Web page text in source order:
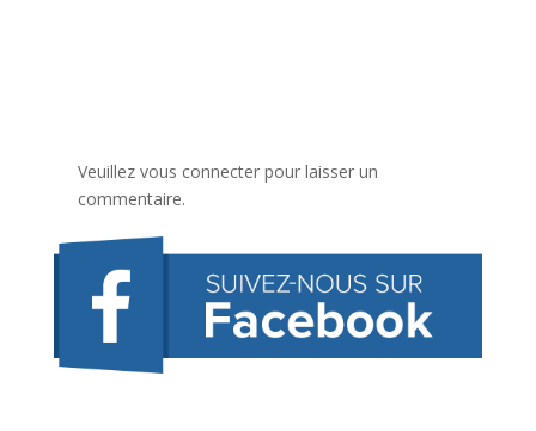
Veuillez vous connecter pour laisser un
commentaire.